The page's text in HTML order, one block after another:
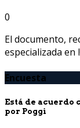
0
El documento,
especializada en
Encuesta
Está de acuerdo
por Poggi